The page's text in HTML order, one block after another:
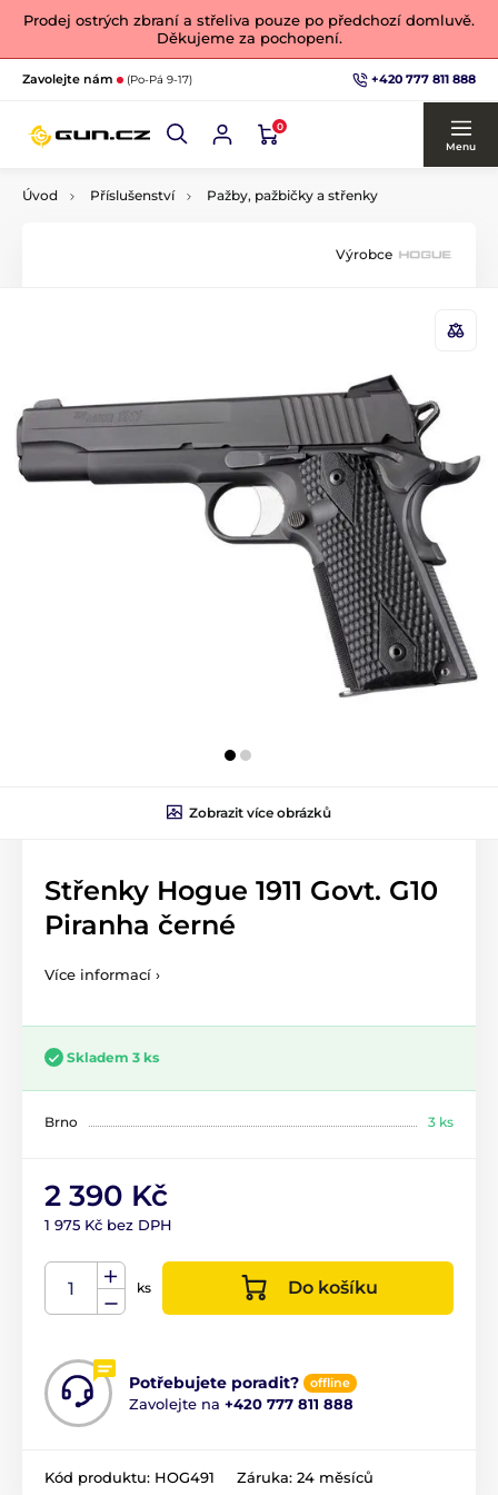
Prodej ostrých zbraní a střeliva pouze po předchozí domluvě.
Děkujeme za pochopení.
Zavolejte nám (Po-Pá 9-17) +420 777 811 888
0
Menu
Úvod Příslušenství Pažby, pažbičky a střenky
Výrobce
Zobrazit více obrázků
Střenky Hogue 1911 Govt. G10
Piranha černé
Více informací ›
Skladem 3 ks
Brno 3 ks
2 390 Kč
1 975 Kč bez DPH
ks Do košíku
Potřebujete poradit? offline
Zavolejte na +420 777 811 888
Kód produktu: HOG491 Záruka: 24 měsíců